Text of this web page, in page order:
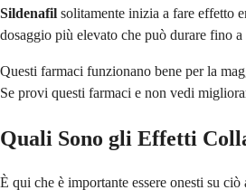
Sildenafil solitamente inizia a fare effetto
dosaggio più elevato che può durare fino a
Questi farmaci funzionano bene per la
Se provi questi farmaci e non vedi
Quali Sono gli Effetti
È qui che è importante essere onesti su